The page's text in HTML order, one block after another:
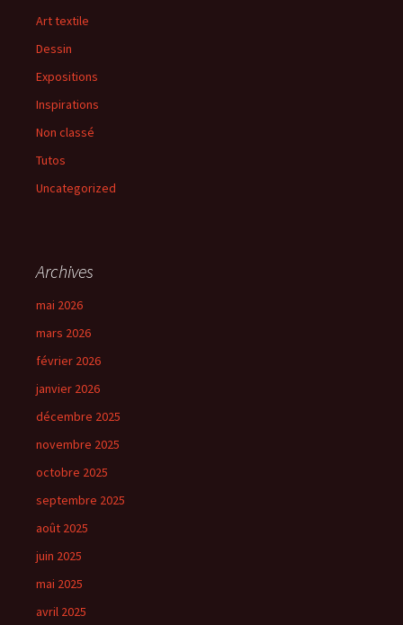
Art textile
Dessin
Expositions
Inspirations
Non classé
Tutos
Uncategorized
Archives
mai 2026
mars 2026
février 2026
janvier 2026
décembre 2025
novembre 2025
octobre 2025
septembre 2025
août 2025
juin 2025
mai 2025
avril 2025